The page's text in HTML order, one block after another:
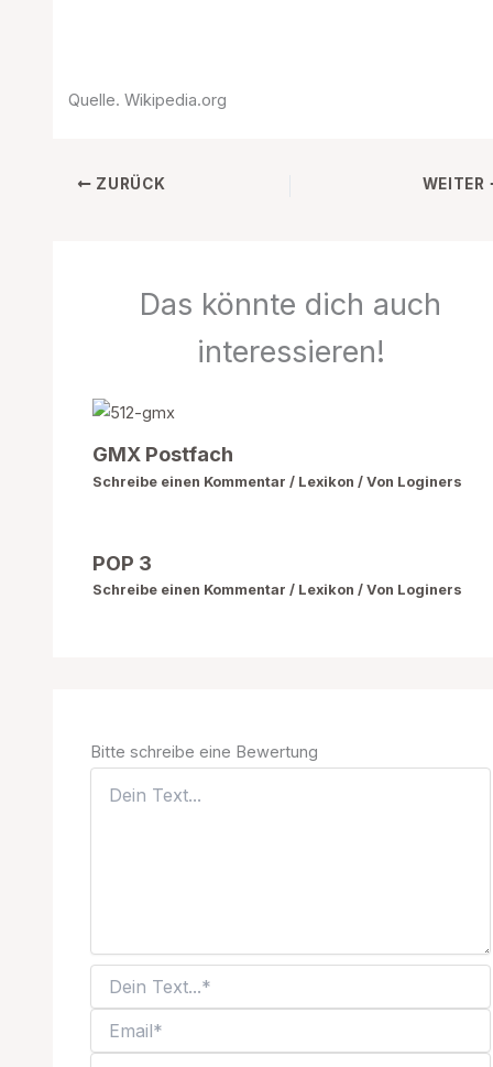
Quelle. Wikipedia.org
ZURÜCK WEITER
Das könnte dich auch
interessieren!
GMX Postfach
Schreibe einen Kommentar / Lexikon / Von Loginers
POP 3
Schreibe einen Kommentar / Lexikon / Von Loginers
Bitte schreibe eine Bewertung